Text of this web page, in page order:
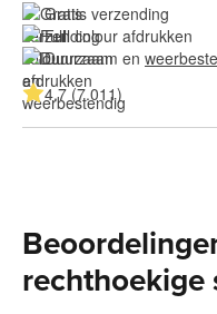
Gratis verzending
Full colour afdrukken
Duurzaam en
4.7 (7.011)
rechthoekige